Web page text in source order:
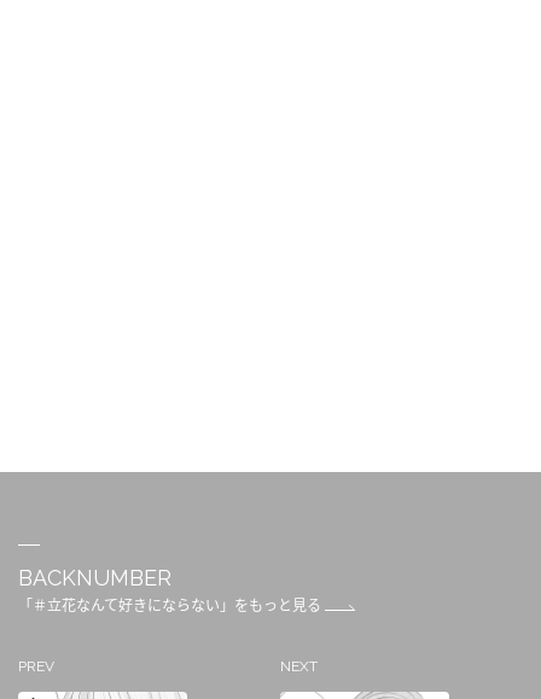
BACKNUMBER
「＃立花なんて好きにならない」をもっと見る
PREV NEXT